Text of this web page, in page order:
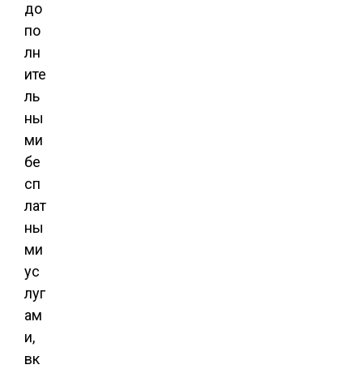
до
по
лн
ите
ль
ны
ми
бе
сп
лат
ны
ми
ус
луг
ам
и,
вк